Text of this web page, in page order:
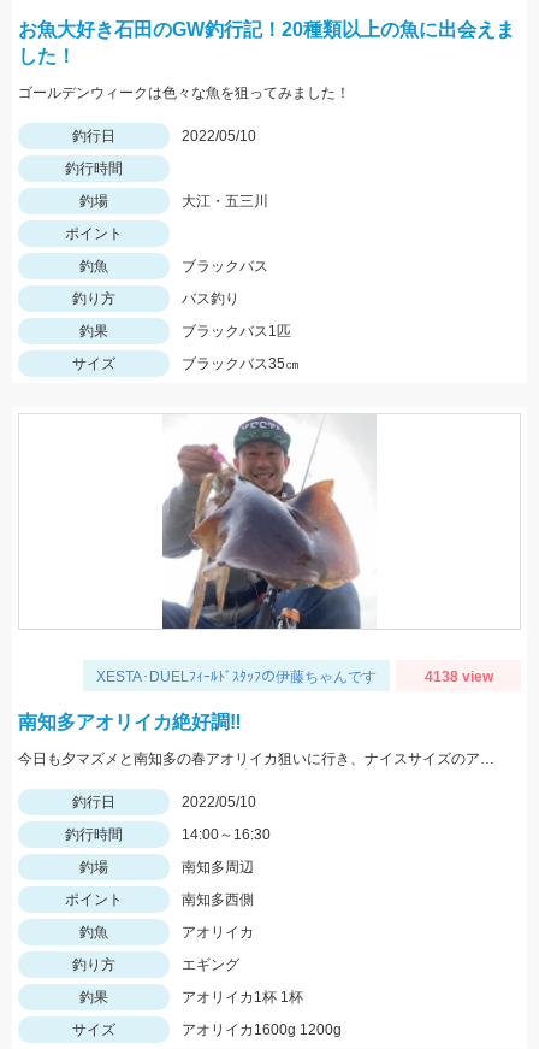
お魚大好き石田のGW釣行記！20種類以上の魚に出会えま
した！
ゴールデンウィークは色々な魚を狙ってみました！
釣行日
2022/05/10
釣行時間
釣場
大江・五三川
ポイント
釣魚
ブラックバス
釣り方
バス釣り
釣果
ブラックバス1匹
サイズ
ブラックバス35㎝
XESTA･DUELﾌｨｰﾙﾄﾞｽﾀｯﾌの伊藤ちゃんです 4138 view
南知多アオリイカ絶好調‼️
今日も夕マズメと南知多の春アオリイカ狙いに行き、ナイスサイズのアオリイカに出会えました‼️
釣行日
2022/05/10
釣行時間
14:00～16:30
釣場
南知多周辺
ポイント
南知多西側
釣魚
アオリイカ
釣り方
エギング
釣果
アオリイカ1杯 1杯
サイズ
アオリイカ1600g 1200g